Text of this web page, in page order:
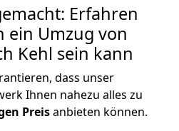
Erfahren
ein Umzug von
Kehl sein kann
dass unser
Ihnen nahezu alles zu
Preisanbieten können.